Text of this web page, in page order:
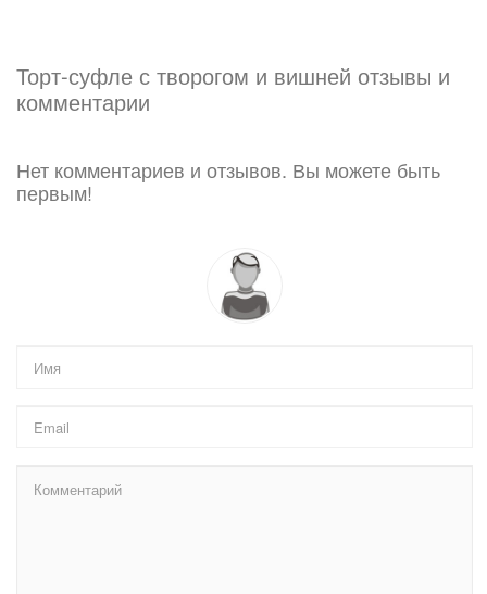
Торт-суфле с творогом и вишней отзывы и
комментарии
Нет комментариев и отзывов. Вы можете быть
первым!